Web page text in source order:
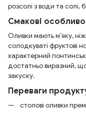
розсолі з води та солі,
Смакові
Оливки мають м’яку,
солодкуваті фруктові
характерний
достатньо виразний,
закуску.
Переваги
столові оливки